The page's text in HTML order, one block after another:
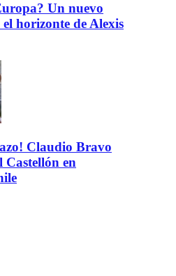
Un nuevo
horizonte de Alexis
Claudio Bravo
Castellón en